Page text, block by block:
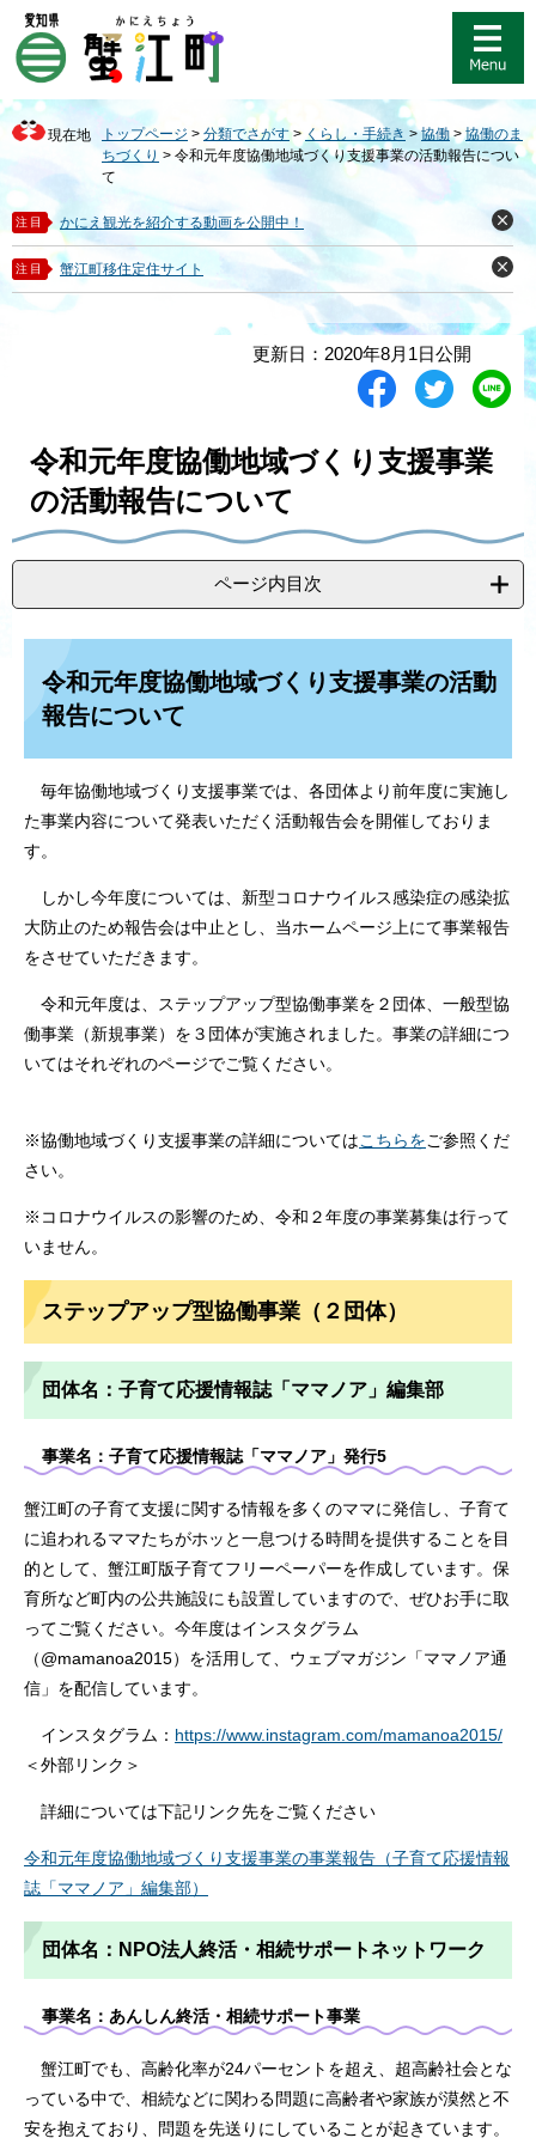
ジ
先
頭
で
。
ュ
を
飛
ば
て
本
文
へ
現在地 トップページ > 分類でさがす > くらし・手続き >協働 > 協働のま
ちづくり > 令和元年度協働地域づくり支援事業の活動報告につい
て
注目 かにえ観光を紹介する動画を公開中！
閉
じ
る
注目 蟹江町移住定住サイト
閉
じ
る
更新日：2020年8月1日公開
シ
す
る
ツ
ト
す
L
令和元年度協働地域づくり支援事業
の活動報告について
ページ内目次
令和元年度協働地域づくり支援事業の活動
報告について
毎年協働地域づくり支援事業では、各団体より前年度に実施し
た事業内容について発表いただく活動報告会を開催しておりま
す。
しかし今年度については、新型コロナウイルス感染症の感染拡
大防止のため報告会は中止とし、当ホームページ上にて事業報告
をさせていただきます。
令和元年度は、ステップアップ型協働事業を２団体、一般型協
働事業（新規事業）を３団体が実施されました。事業の詳細につ
いてはそれぞれのページでご覧ください。
※協働地域づくり支援事業の詳細についてはこちらをご参照くだ
さい。
※コロナウイルスの影響のため、令和２年度の事業募集は行って
いません。
ステップアップ型協働事業（２団体）
団体名：子育て応援情報誌「ママノア」編集部
事業名：子育て応援情報誌「ママノア」発行5
蟹江町の子育て支援に関する情報を多くのママに発信し、子育て
に追われるママたちがホッと一息つける時間を提供することを目
的として、蟹江町版子育てフリーペーパーを作成しています。保
育所など町内の公共施設にも設置していますので、ぜひお手に取
ってご覧ください。今年度はインスタグラム
（@mamanoa2015）を活用して、ウェブマガジン「ママノア通
信」を配信しています。
インスタグラム： https://www.instagram.com/mamanoa2015/
＜外部リンク＞
詳細については下記リンク先をご覧ください
令和元年度協働地域づくり支援事業の事業報告（子育て応援情報
誌「ママノア」編集部）
団体名：NPO法人終活・相続サポートネットワーク
事業名：あんしん終活・相続サポート事業
蟹江町でも、高齢化率が24パーセントを超え、超高齢社会とな
っている中で、相続などに関わる問題に高齢者や家族が漠然と不
安を抱えており、問題を先送りにしていることが起きています。